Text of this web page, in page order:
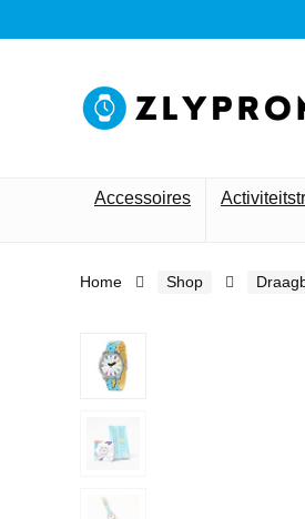
Accessoires
Home Shop